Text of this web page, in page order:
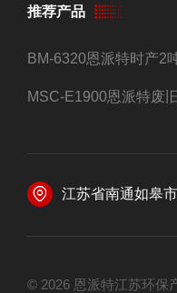
推荐产品
江苏省南通如皋
© 2026 恩派特江苏环